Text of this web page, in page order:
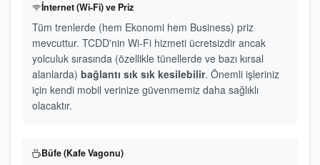
İnternet (Wi-Fi) ve Priz
Tüm trenlerde (hem Ekonomi hem Business) priz
mevcuttur. TCDD'nin Wi-Fi hizmeti ücretsizdir ancak
yolculuk sırasında (özellikle tünellerde ve bazı kırsal
alanlarda) bağlantı sık sık kesilebilir. Önemli işleriniz
için kendi mobil verinize güvenmemiz daha sağlıklı
olacaktır.
Büfe (Kafe Vagonu)